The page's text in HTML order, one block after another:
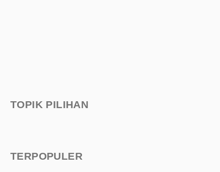
TOPIK PILIHAN
TERPOPULER